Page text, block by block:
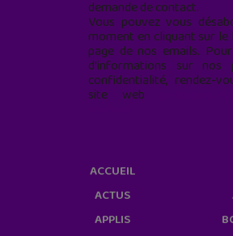
demande de contact.
Vous pouvez vous
moment en cliquant sur le
page de nos emails.
d'informations sur nos
confidentialité, rendez-
site web
ACCUEIL
ACTUS
APPLIS